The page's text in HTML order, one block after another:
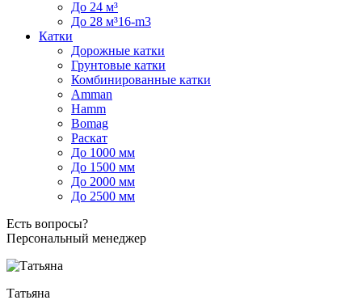
До 24 м³
До 28 м³16-m3
Катки
Дорожные катки
Грунтовые катки
Комбинированные катки
Amman
Hamm
Bomag
Раскат
До 1000 мм
До 1500 мм
До 2000 мм
До 2500 мм
Есть вопросы?
Персональный менеджер
Татьяна